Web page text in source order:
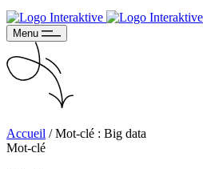
Menu
Accueil / Mot-clé : Big data
Mot-clé